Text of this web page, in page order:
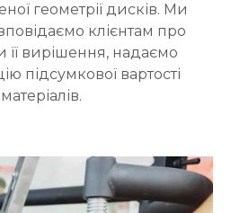
геометрії дисків. Ми
клієнтам про
її вирішення, надаємо
підсумкової вартості